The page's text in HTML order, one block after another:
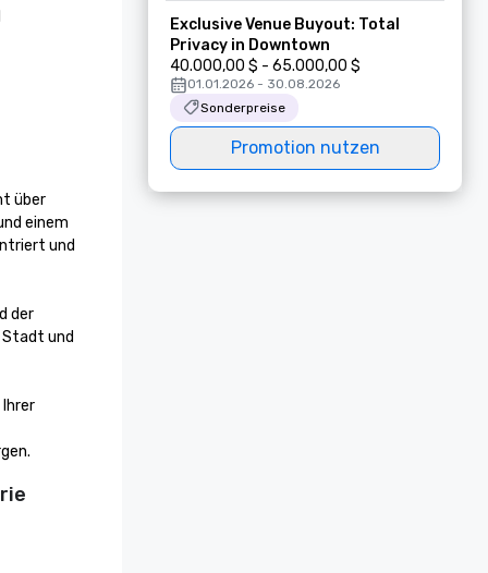
über
einem
und
der
und
Exclusive Venue Buyout: Total
Privacy in Downtown
40.000,00 $ - 65.000,00 $
01.01.2026 - 30.08.2026
Sonderpreise
Promotion nutzen